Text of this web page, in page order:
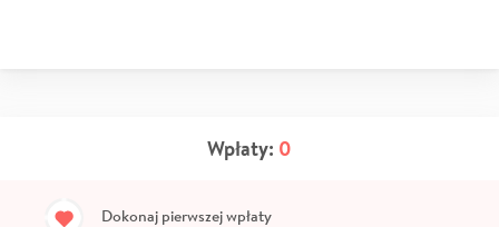
Wpłaty: 0
Dokonaj pierwszej wpłaty